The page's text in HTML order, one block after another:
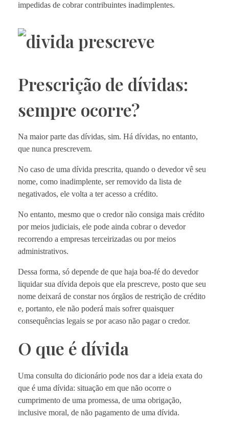
impedidas de cobrar contribuintes inadimplentes.
Prescrição de dívidas:
sempre ocorre?
Na maior parte das dívidas, sim. Há dívidas, no entanto,
que nunca prescrevem.
No caso de uma dívida prescrita, quando o devedor vê seu
nome, como inadimplente, ser removido da lista de
negativados, ele volta a ter acesso a crédito.
No entanto, mesmo que o credor não consiga mais crédito
por meios judiciais, ele pode ainda cobrar o devedor
recorrendo a empresas terceirizadas ou por meios
administrativos.
Dessa forma, só depende de que haja boa-fé do devedor
liquidar sua dívida depois que ela prescreve, posto que seu
nome deixará de constar nos órgãos de restrição de crédito
e, portanto, ele não poderá mais sofrer quaisquer
consequências legais se por acaso não pagar o credor.
O que é dívida
Uma consulta do dicionário pode nos dar a ideia exata do
que é uma dívida: situação em que não ocorre o
cumprimento de uma promessa, de uma obrigação,
inclusive moral, de não pagamento de uma dívida.